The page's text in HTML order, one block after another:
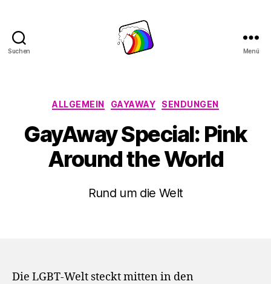
Suchen Menü
Kategorien
ALLGEMEIN GAYAWAY SENDUNGEN
GayAway Special: Pink
Around the World
Rund um die Welt
Die LGBT-Welt steckt mitten in den